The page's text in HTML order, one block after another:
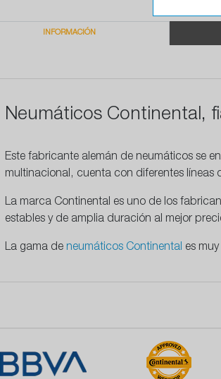
INFORMACIÓN
Neumáticos Continental,
Este fabricante alemán de neumáticos se
multinacional, cuenta con diferentes líneas
La marca Continental es uno de los
estables y de amplia duración al mejor
La gama de neumáticos Continental es